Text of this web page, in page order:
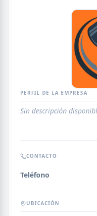
PERFIL DE LA EMPRESA
Sin descripción
CONTACTO
Teléfono
UBICACIÓN